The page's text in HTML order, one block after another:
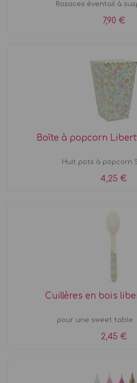
Rosaces éventail à
7,90 €
Boîte à popcorn
Huit pots à popcorn
4,25 €
Cuillères en bois
pour une sweet table
2,45 €